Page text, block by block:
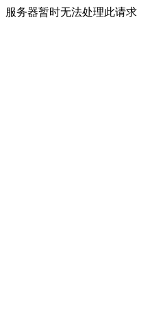
服务器暂时无法处理此请求